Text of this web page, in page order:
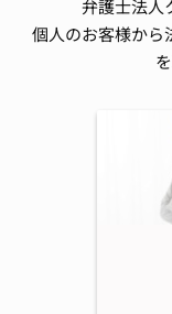
弁護士法人
個人のお客様から